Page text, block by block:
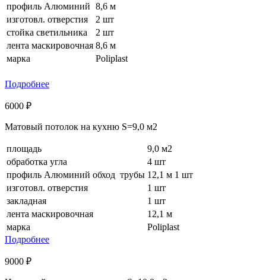
профиль Aлюминий 8,6 м
изготовл. отверстия
2 шт
стойка светильника
2 шт
лента маскировочная 8,6 м
марка
Poliplast
Подробнее
6000 ₽
Матовый потолок на кухню S=9,0 м2
площадь
9,0 м2
обработка угла
4 шт
профиль Алюминий обход трубы 12,1 м 1 шт
изготовл. отверстия
1 шт
закладная
1 шт
лента маскировочная
12,1 м
марка
Poliplast
Подробнее
9000 ₽